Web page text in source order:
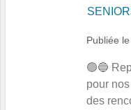
Publiée le
🟢🔵
pour
des